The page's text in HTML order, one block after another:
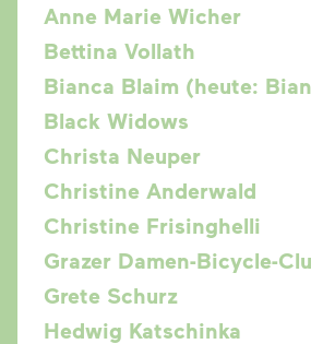
Anne Marie Wicher
Bettina Vollath
Bianca Blaim (heute:
Black Widows
Christa Neuper
Christine Anderwald
Christine Frisinghelli
Grazer Damen-Bicycle-
Grete Schurz
Hedwig Katschinka